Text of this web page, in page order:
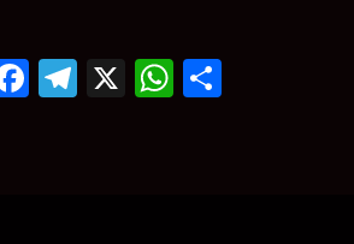
Facebook
Telegram
X